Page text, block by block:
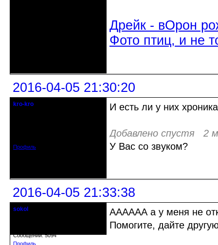
Дрейк - вОрон
Фото птиц, и не
2016-04-05 21:30:20
kro-kro
Профиль
И есть ли у них
Добавлено спустя 2
У Вас со звуком?
2016-04-05 21:33:38
sokol
Сообщений: 5094
Профиль
АААААА а у меня не
Помогите, дайте